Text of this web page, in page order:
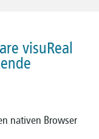
visuReal
nativen Browser